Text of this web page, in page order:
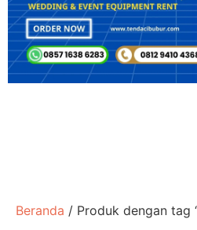
Beranda / Produk dengan tag